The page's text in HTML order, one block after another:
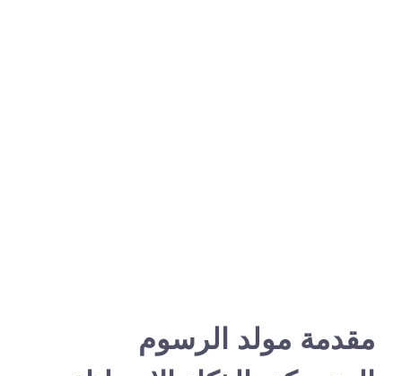
مقدمة مولد الرسوم